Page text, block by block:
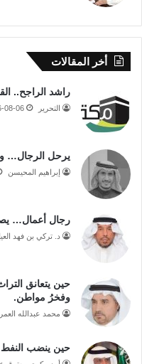
أخر المقالات
راشد الراجح..
التحرير 08-06
يرحل الرجال…
إبراهيم المحيسن
رجال أعمال…
د. تركي بن فهد
حين يتعانق
وفخرُ مواطن.
محمد عبدالله
حين ينضب